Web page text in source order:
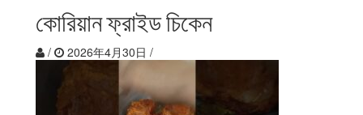
কোরিয়ান ফ্রাইড চিকেন
/ 2026年4月30日 /